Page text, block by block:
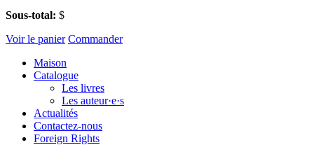
Sous-total: $
Voir le panier Commander
Maison
Catalogue
Les livres
Les auteur·e·s
Actualités
Contactez-nous
Foreign Rights